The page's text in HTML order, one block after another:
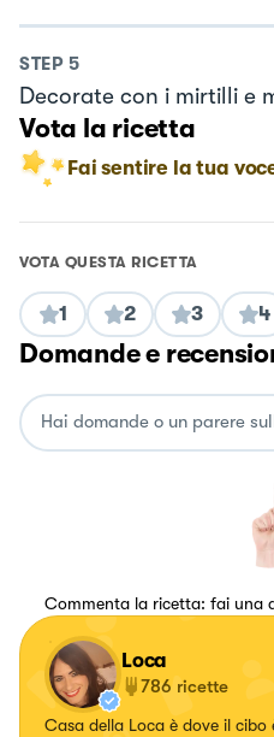
STEP 5
Decorate con i mirtilli e
Vota la ricetta
Fai sentire la tua
VOTA QUESTA RICETTA
1 2 3 4
Domande e
Commenta la ricetta: fai una
Loca
786 ricette
Casa della Loca è dove il